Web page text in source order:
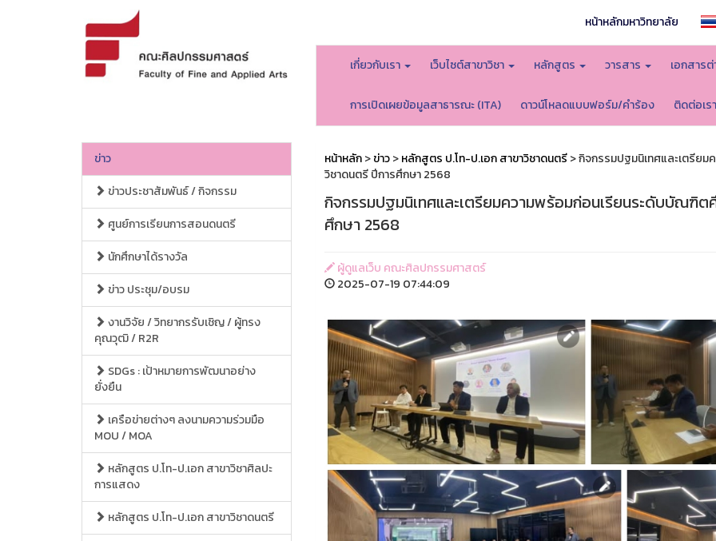
หน้าหลักมหาวิทยาลัย
เกี่ยวกับเรา เว็บไซต์สาขาวิชา หลักสูตร วารสาร เอกสาร
การเปิดเผยข้อมูลสาธารณะ (ITA) ดาวน์โหลดแบบฟอร์ม/คำร้อง ติดต่อเรา
ข่าว
ข่าวประชาสัมพันธ์ / กิจกรรม
ศูนย์การเรียนการสอนดนตรี
นักศึกษาได้รางวัล
ข่าว ประชุม/อบรม
งานวิจัย / วิทยากรรับเชิญ / ผู้ทรง
คุณวุฒิ / R2R
SDGs : เป้าหมายการพัฒนาอย่าง
ยั่งยืน
เครือข่ายต่างๆ ลงนามความร่วมมือ
MOU / MOA
หลักสูตร ป.โท-ป.เอก สาขาวิชาศิลปะ
การแสดง
หลักสูตร ป.โท-ป.เอก สาขาวิชาดนตรี
หน้าหลัก>ข่าว>หลักสูตร ป.โท-ป.เอก สาขาวิชาดนตรี> กิจกรรมปฐมนิเทศและเตรียม
วิชาดนตรี ปีการศึกษา 2568
กิจกรรมปฐมนิเทศและเตรียมความพร้อมก่อนเรียนระดับบัณฑิต
ศึกษา 2568
ผู้ดูแลเว็บ คณะศิลปกรรมศาสตร์
2025-07-19 07:44:09